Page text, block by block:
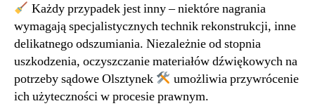
Każdy przypadek jest inny – niektóre nagrania
wymagają specjalistycznych technik rekonstrukcji, inne
delikatnego odszumiania. Niezależnie od stopnia
uszkodzenia, oczyszczanie materiałów dźwiękowych na
potrzeby sądowe Olsztynek
umożliwia przywrócenie
ich użyteczności w procesie prawnym.